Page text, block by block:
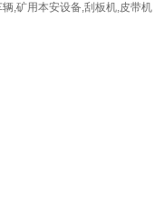
,矿用本安设备,刮板机,皮带机